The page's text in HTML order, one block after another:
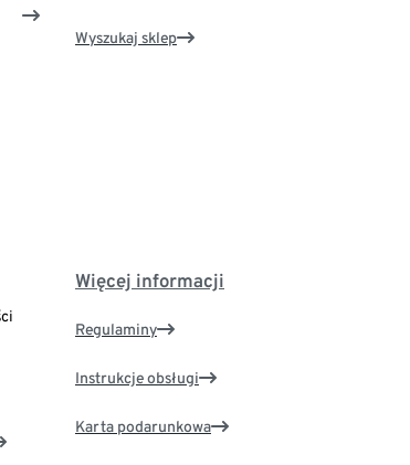
Wyszukaj sklep
Więcej informacji
Regulaminy
Instrukcje obsługi
Karta podarunkowa